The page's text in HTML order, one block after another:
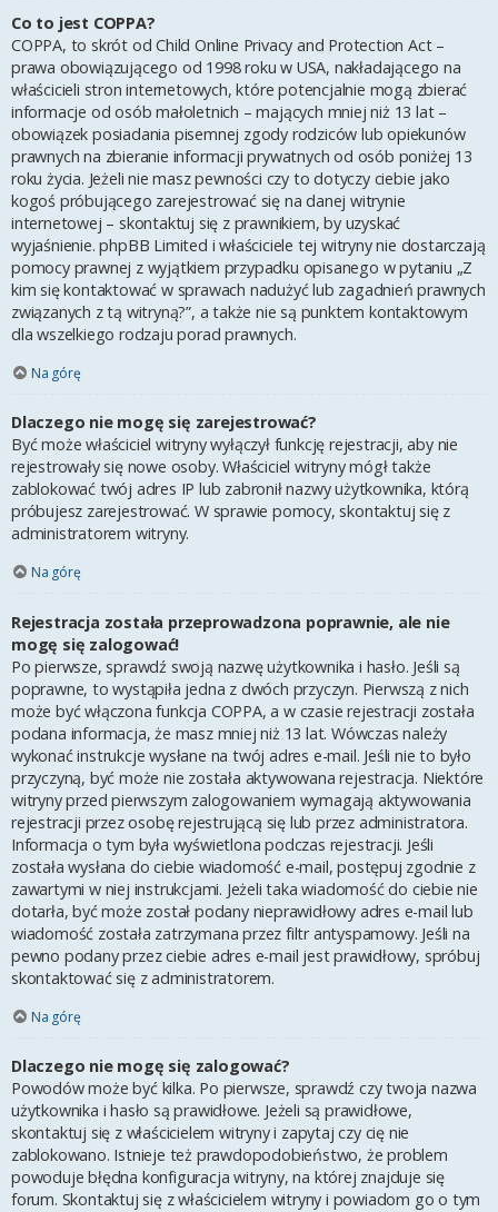
Co to jest COPPA?
COPPA, to skrót od Child Online Privacy and Protection Act –
prawa obowiązującego od 1998 roku w USA, nakładającego na
właścicieli stron internetowych, które potencjalnie mogą zbierać
informacje od osób małoletnich – mających mniej niż 13 lat –
obowiązek posiadania pisemnej zgody rodziców lub opiekunów
prawnych na zbieranie informacji prywatnych od osób poniżej 13
roku życia. Jeżeli nie masz pewności czy to dotyczy ciebie jako
kogoś próbującego zarejestrować się na danej witrynie
internetowej – skontaktuj się z prawnikiem, by uzyskać
wyjaśnienie. phpBB Limited i właściciele tej witryny nie dostarczają
pomocy prawnej z wyjątkiem przypadku opisanego w pytaniu „Z
kim się kontaktować w sprawach nadużyć lub zagadnień prawnych
związanych z tą witryną?”, a także nie są punktem kontaktowym
dla wszelkiego rodzaju porad prawnych.
Na górę
Dlaczego nie mogę się zarejestrować?
Być może właściciel witryny wyłączył funkcję rejestracji, aby nie
rejestrowały się nowe osoby. Właściciel witryny mógł także
zablokować twój adres IP lub zabronił nazwy użytkownika, którą
próbujesz zarejestrować. W sprawie pomocy, skontaktuj się z
administratorem witryny.
Na górę
Rejestracja została przeprowadzona poprawnie, ale nie
mogę się zalogować!
Po pierwsze, sprawdź swoją nazwę użytkownika i hasło. Jeśli są
poprawne, to wystąpiła jedna z dwóch przyczyn. Pierwszą z nich
może być włączona funkcja COPPA, a w czasie rejestracji została
podana informacja, że masz mniej niż 13 lat. Wówczas należy
wykonać instrukcje wysłane na twój adres e-mail. Jeśli nie to było
przyczyną, być może nie została aktywowana rejestracja. Niektóre
witryny przed pierwszym zalogowaniem wymagają aktywowania
rejestracji przez osobę rejestrującą się lub przez administratora.
Informacja o tym była wyświetlona podczas rejestracji. Jeśli
została wysłana do ciebie wiadomość e-mail, postępuj zgodnie z
zawartymi w niej instrukcjami. Jeżeli taka wiadomość do ciebie nie
dotarła, być może został podany nieprawidłowy adres e-mail lub
wiadomość została zatrzymana przez filtr antyspamowy. Jeśli na
pewno podany przez ciebie adres e-mail jest prawidłowy, spróbuj
skontaktować się z administratorem.
Na górę
Dlaczego nie mogę się zalogować?
Powodów może być kilka. Po pierwsze, sprawdź czy twoja nazwa
użytkownika i hasło są prawidłowe. Jeżeli są prawidłowe,
skontaktuj się z właścicielem witryny i zapytaj czy cię nie
zablokowano. Istnieje też prawdopodobieństwo, że problem
powoduje błędna konfiguracja witryny, na której znajduje się
forum. Skontaktuj się z właścicielem witryny i powiadom go o tym